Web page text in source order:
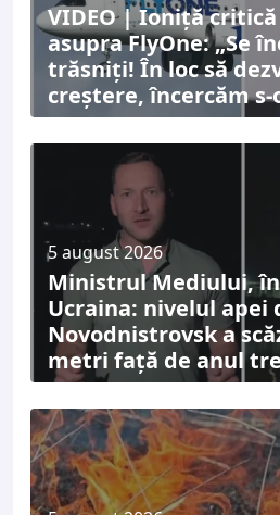
VIDEO | Ioniță
asupra FlyOne: „Se
trăsniți! În loc să
creștere, încercăm
5 august 2026
Ministrul Mediului,
Ucraina: nivelul apei
Novodnistrovsk a
metri față de anul